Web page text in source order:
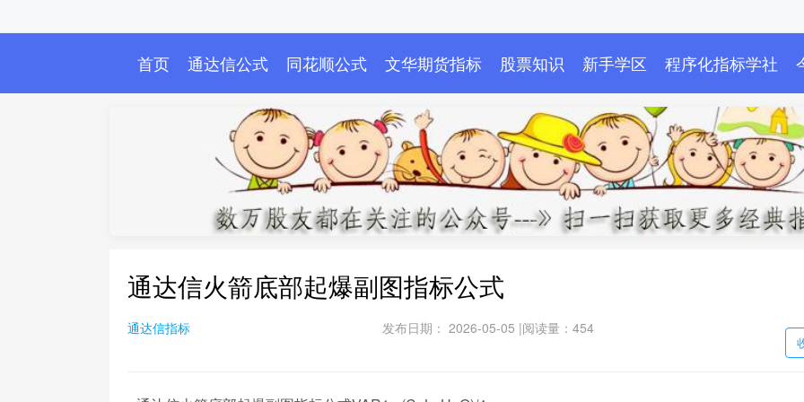
首页 通达信公式 同花顺公式 文华期货指标 股票知识 新手学区 程序化指标学社
通达信火箭底部起爆副图指标公式
通达信指标 发布日期： 2026-05-05 |阅读量：454